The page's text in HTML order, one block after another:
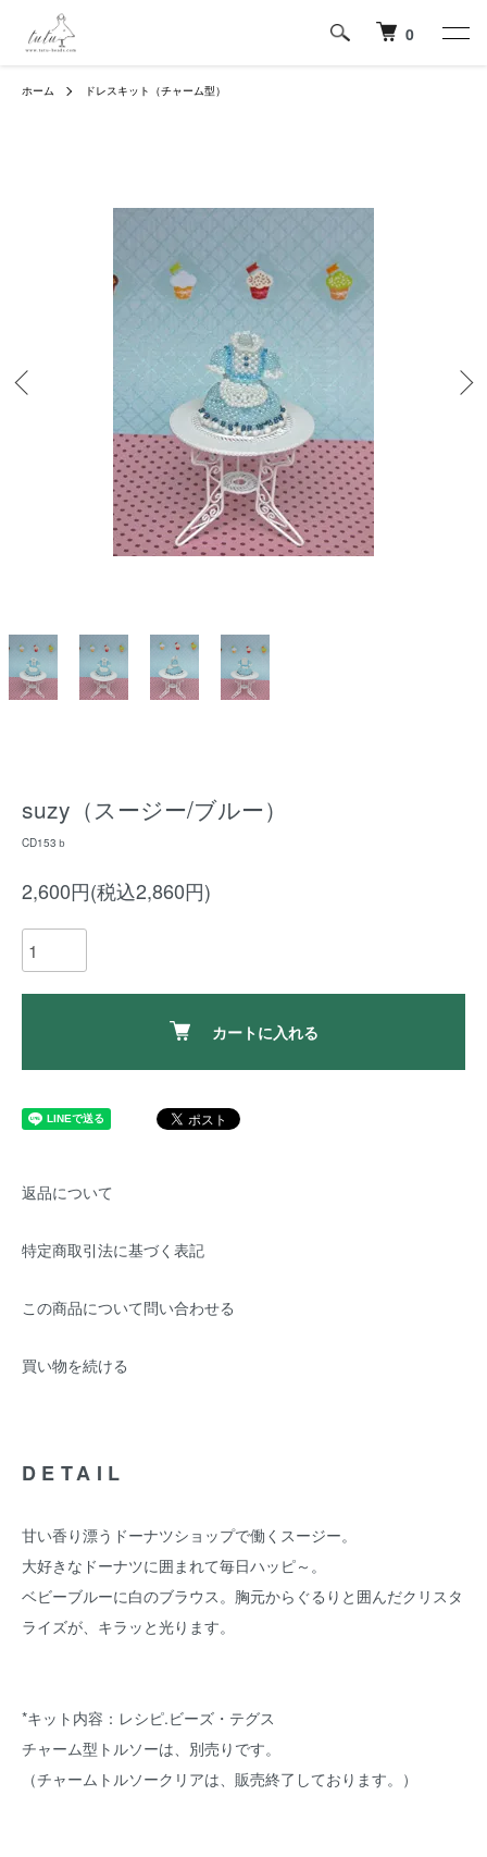
0
ホーム ドレスキット（チャーム型）
suzy（スージー/ブルー）
CD153ｂ
2,600円(税込2,860円)
カートに入れる
返品について
特定商取引法に基づく表記
この商品について問い合わせる
買い物を続ける
DETAIL
甘い香り漂うドーナツショップで働くスージー。
大好きなドーナツに囲まれて毎日ハッピ～。
ベビーブルーに白のブラウス。胸元からぐるりと囲んだクリスタ
ライズが、キラッと光ります。
*キット内容：レシピ.ビーズ・テグス
チャーム型トルソーは、別売りです。
（チャームトルソークリアは、販売終了しております。）